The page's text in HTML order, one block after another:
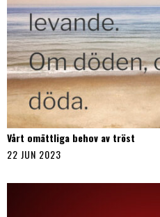
Vårt omättliga behov av tröst
22 JUN 2023